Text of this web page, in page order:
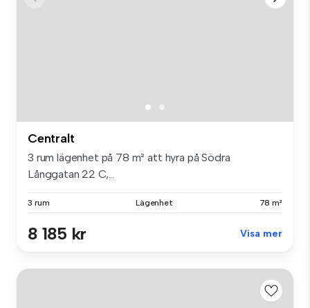
Centralt
3 rum lägenhet på 78 m² att hyra på Södra
Långgatan 22 C,...
3 rum Lägenhet 78 m²
8 185 kr Visa mer